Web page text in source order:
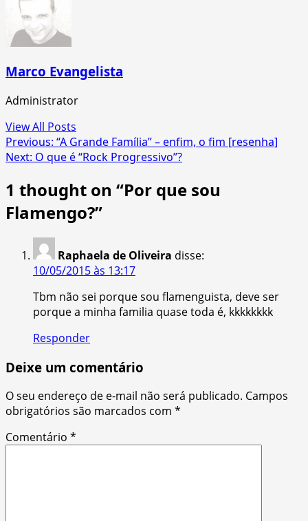
Marco Evangelista
Administrator
View All Posts
Post
navigation
Previous: “A Grande Família” – enfim, o fim [resenha]
Next: O que é “Rock Progressivo”?
1 thought on “Por que sou
Flamengo?”
Raphaela de Oliveira disse:
10/05/2015 às 13:17
Tbm não sei porque sou flamenguista, deve ser
porque a minha familia quase toda é, kkkkkkkk
Responder
Deixe um comentário
O seu endereço de e-mail não será publicado. Campos
obrigatórios são marcados com *
Comentário *